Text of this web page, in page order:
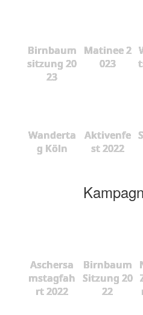
Birnbaum
sitzung 20
23
Matinee 2
023
Wanderta
g Köln
Aktivenfe
st 2022
Aschersa
mstagfah
rt 2022
Birnbaum
Sitzung 20
22